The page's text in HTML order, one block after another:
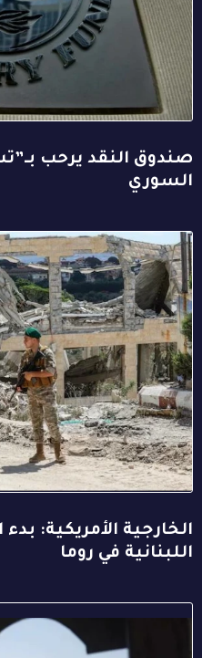
صندوق النقد يرحب
السوري
الخارجية الأمريكية:
اللبنانية في روما